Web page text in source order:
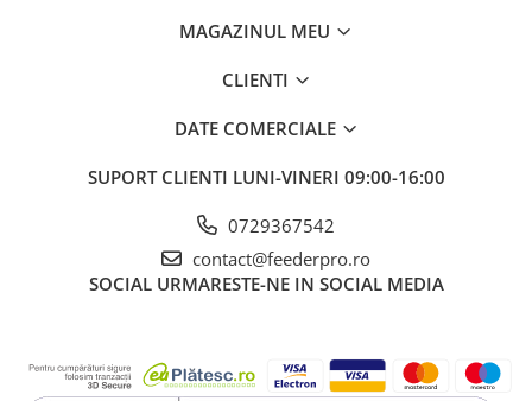
MAGAZINUL MEU
CLIENTI
DATE COMERCIALE
SUPORT CLIENTI LUNI-VINERI 09:00-16:00
0729367542
contact@feederpro.ro
SOCIAL URMARESTE-NE IN SOCIAL MEDIA